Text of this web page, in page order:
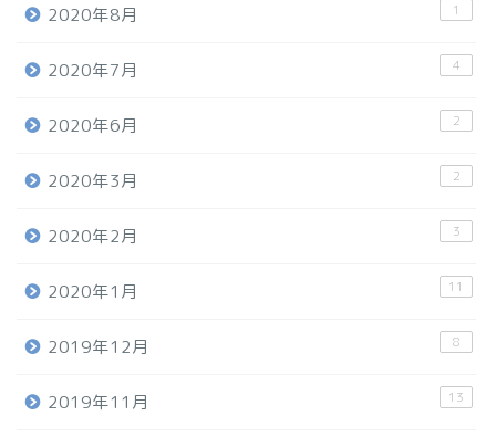
2020年8月 1
2020年7月 4
2020年6月 2
2020年3月 2
2020年2月 3
2020年1月 11
2019年12月 8
2019年11月 13